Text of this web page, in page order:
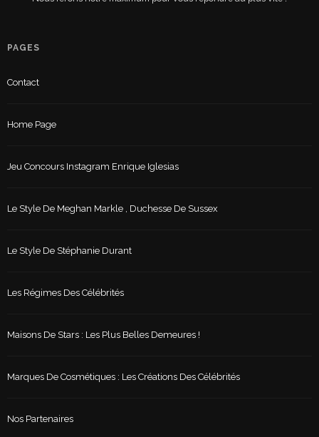
PAGES
Contact
Home Page
Jeu Concours Instagram Enrique Iglesias
Le Style De Meghan Markle , Duchesse De Sussex
Le Style De Stéphanie Durant
Les Régimes Des Célébrités
Maisons De Stars : Les Plus Belles Demeures !
Marques De Cosmétiques : Les Créations Des Célébrités
Nos Partenaires